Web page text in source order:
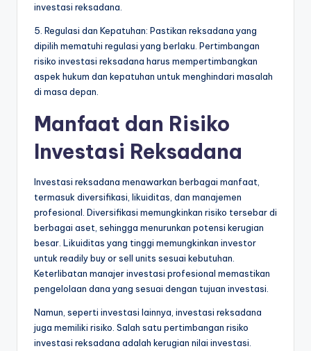
investasi reksadana.
5. Regulasi dan Kepatuhan: Pastikan reksadana yang
dipilih mematuhi regulasi yang berlaku. Pertimbangan
risiko investasi reksadana harus mempertimbangkan
aspek hukum dan kepatuhan untuk menghindari masalah
di masa depan.
Manfaat dan Risiko
Investasi Reksadana
Investasi reksadana menawarkan berbagai manfaat,
termasuk diversifikasi, likuiditas, dan manajemen
profesional. Diversifikasi memungkinkan risiko tersebar di
berbagai aset, sehingga menurunkan potensi kerugian
besar. Likuiditas yang tinggi memungkinkan investor
untuk readily buy or sell units sesuai kebutuhan.
Keterlibatan manajer investasi profesional memastikan
pengelolaan dana yang sesuai dengan tujuan investasi.
Namun, seperti investasi lainnya, investasi reksadana
juga memiliki risiko. Salah satu pertimbangan risiko
investasi reksadana adalah kerugian nilai investasi.